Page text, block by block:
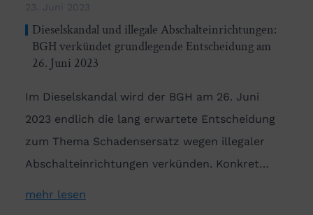
23. Juni 2023
Dieselskandal und illegale Abschalteinrichtungen:
BGH verkündet grundlegende Entscheidung am
26. Juni 2023
Im Dieselskandal wird der BGH am 26. Juni
2023 endlich die lang erwartete Entscheidung
zum Thema Schadensersatz wegen illegaler
Abschalteinrichtungen verkünden. Konkret…
mehr lesen